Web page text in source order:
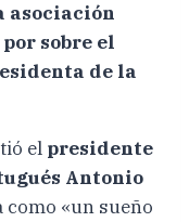
asociación
sobre el
de la
el presidente
Antonio
«un sueño